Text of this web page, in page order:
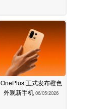
OnePlus 正式发布橙色
外观新手机 06/05/2026